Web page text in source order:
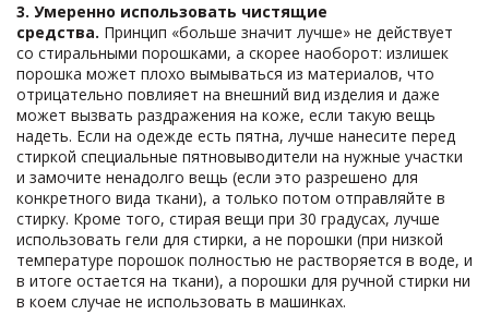
3. Умеренно использовать чистящие
средства. Принцип «больше значит лучше» не действует
со стиральными порошками, а скорее наоборот: излишек
порошка может плохо вымываться из материалов, что
отрицательно повлияет на внешний вид изделия и даже
может вызвать раздражения на коже, если такую вещь
надеть. Если на одежде есть пятна, лучше нанесите перед
стиркой специальные пятновыводители на нужные участки
и замочите ненадолго вещь (если это разрешено для
конкретного вида ткани), а только потом отправляйте в
стирку. Кроме того, стирая вещи при 30 градусах, лучше
использовать гели для стирки, а не порошки (при низкой
температуре порошок полностью не растворяется в воде, и
в итоге остается на ткани), а порошки для ручной стирки ни
в коем случае не использовать в машинках.